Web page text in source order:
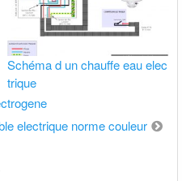
Schéma d un chauffe eau elec
trique
electrique norme couleur